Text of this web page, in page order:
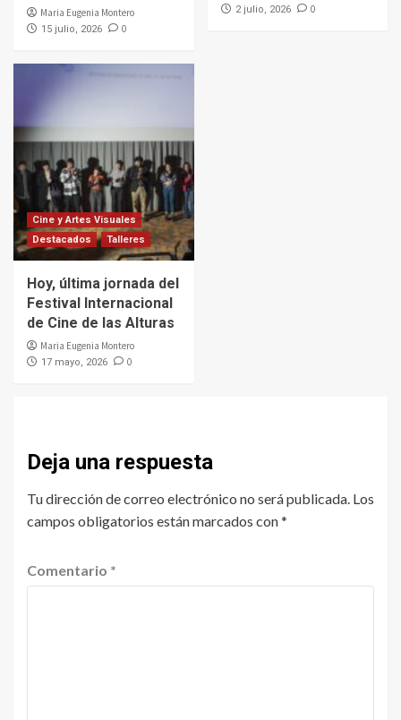
Maria Eugenia Montero
15 julio, 2026 0
2 julio, 2026 0
Cine y Artes Visuales
Destacados
Talleres
Hoy, última jornada del
Festival Internacional
de Cine de las Alturas
Maria Eugenia Montero
17 mayo, 2026 0
Deja una respuesta
Tu dirección de correo electrónico no será publicada. Los
campos obligatorios están marcados con*
Comentario *